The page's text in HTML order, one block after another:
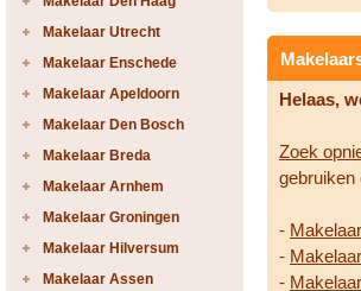
Makelaar Utrecht
Makelaar Enschede
Makelaar Apeldoorn
Makelaar Den Bosch
Makelaar Breda
Makelaar Arnhem
Makelaar Groningen
Makelaar Hilversum
Makelaar Assen
Helaas,
Zoek
gebruiken
-
-
-